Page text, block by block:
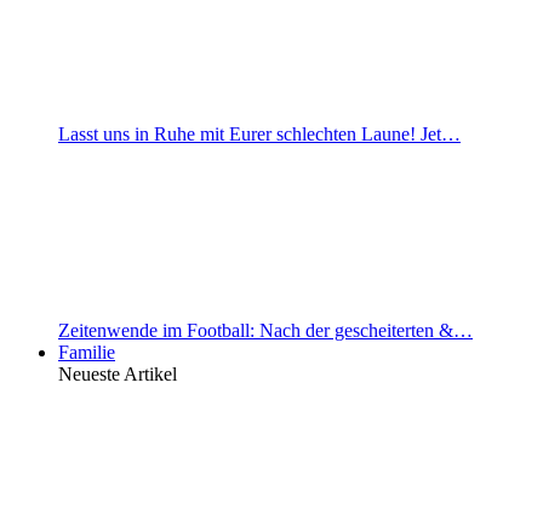
Lasst uns in Ruhe mit Eurer schlechten Laune! Jet…
Zeitenwende im Football: Nach der gescheiterten &…
Familie
Neueste Artikel